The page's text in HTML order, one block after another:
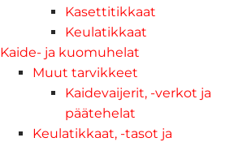
Kasettitikkaat
Keulatikkaat
Kaide- ja kuomuhelat
Muut tarvikkeet
Kaidevaijerit, -verkot ja
päätehelat
Keulatikkaat, -tasot ja